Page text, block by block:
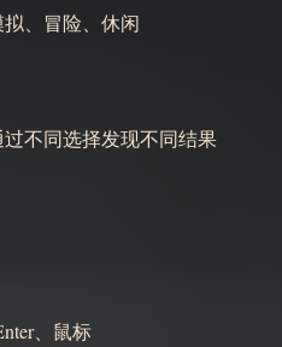
、冒险、休闲
不同选择发现不同结果
、鼠标